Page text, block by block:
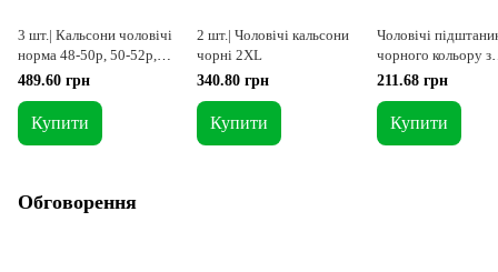
3 шт.| Кальсони чоловічі
норма 48-50р, 50-52р,
52-54р
489.60 грн
Купити
2 шт.| Чоловічі кальсони
чорні 2XL
340.80 грн
Купити
Чоловічі
чорного кольору з
тканини кубик
211.68 грн
Купити
Обговорення